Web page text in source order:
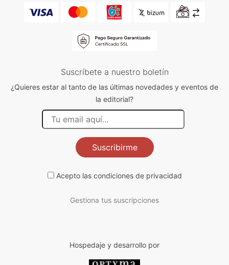
Suscríbete a nuestro boletín
¿Quieres estar al tanto de las últimas novedades y eventos de
la editorial?
Suscribirme
Acepto las condiciones de privacidad
Gestiona tus suscripciones
Hospedaje y desarrollo por